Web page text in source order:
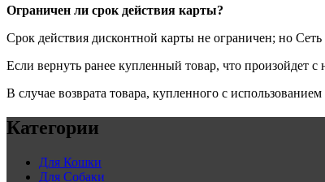
Ограничен ли срок действия карты?
Срок действия дисконтной карты не ограничен; но
Если вернуть ранее купленный товар, что произойдет с
В случае возврата товара, купленного с
Категории
Для Кошки
Для Собаки